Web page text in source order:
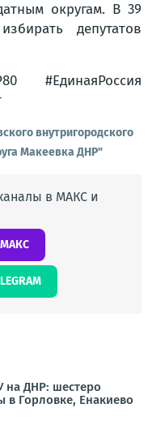
округам. В 39
депутатов
#ЕдинаяРоссия
внутригородского
Макеевка ДНР"
в МАКС и
на ДНР: шестеро
Горловке, Енакиево